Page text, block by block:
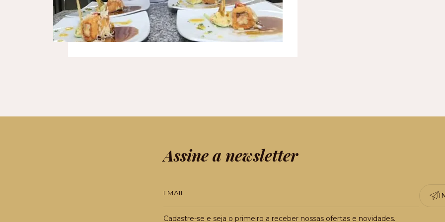
Assine a newsletter
Cadastre-se e seja o primeiro a receber nossas ofertas e novidades.